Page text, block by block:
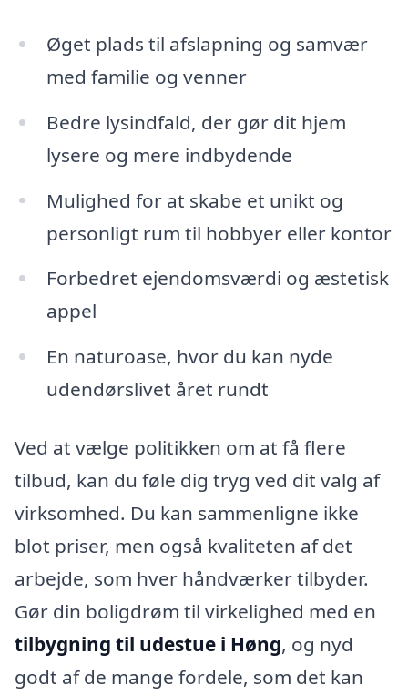
Øget plads til afslapning og samvær
med familie og venner
Bedre lysindfald, der gør dit hjem
lysere og mere indbydende
Mulighed for at skabe et unikt og
personligt rum til hobbyer eller kontor
Forbedret ejendomsværdi og æstetisk
appel
En naturoase, hvor du kan nyde
udendørslivet året rundt
Ved at vælge politikken om at få flere
tilbud, kan du føle dig tryg ved dit valg af
virksomhed. Du kan sammenligne ikke
blot priser, men også kvaliteten af det
arbejde, som hver håndværker tilbyder.
Gør din boligdrøm til virkelighed med en
tilbygning til udestue i Høng, og nyd
godt af de mange fordele, som det kan